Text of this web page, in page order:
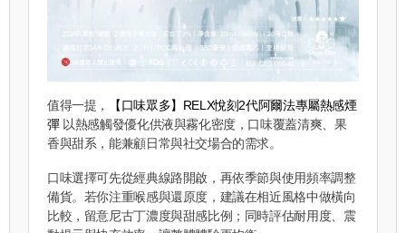
值得一提，
【口味眾多】RELX悅刻2代阿爾法專屬熱感煙
彈以熱感觸發優化供液與霧化密度，口味覆蓋清爽、果
香與甜系，能兼顧日常與社交場合的需求。
口味選擇可先從經典線路開啟，再依季節與使用頻率調整
備貨。若你注重喉感與還原度，建議在相近風格中做橫向
比較，留意尼古丁濃度與甜感比例；同時評估耐用度、震